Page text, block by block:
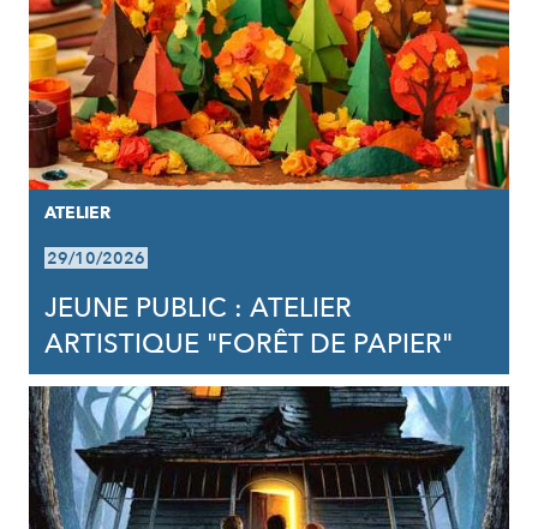
ATELIER
29/10/2026
JEUNE PUBLIC : ATELIER
ARTISTIQUE "FORÊT DE PAPIER"